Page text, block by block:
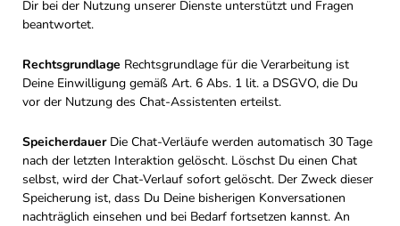
Dir bei der Nutzung unserer Dienste unterstützt und Fragen
beantwortet.
Rechtsgrundlage Rechtsgrundlage für die Verarbeitung ist
Deine Einwilligung gemäß Art. 6 Abs. 1 lit. a DSGVO, die Du
vor der Nutzung des Chat-Assistenten erteilst.
SpeicherdauerDie Chat-Verläufe werden automatisch 30 Tage
nach der letzten Interaktion gelöscht. Löschst Du einen Chat
selbst, wird der Chat-Verlauf sofort gelöscht. Der Zweck dieser
Speicherung ist, dass Du Deine bisherigen Konversationen
nachträglich einsehen und bei Bedarf fortsetzen kannst. An